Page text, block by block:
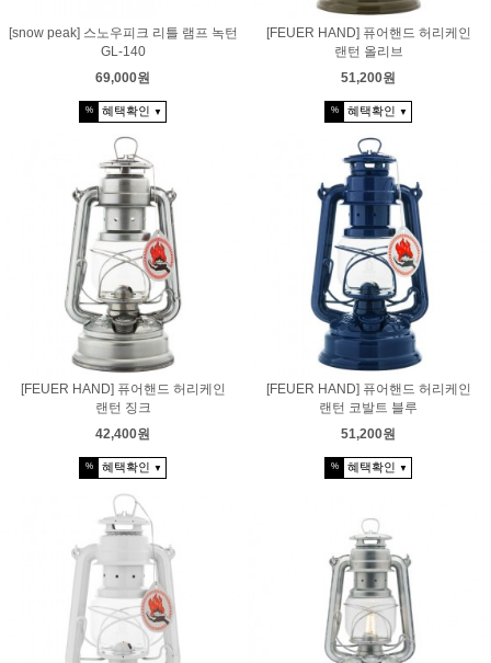
[snow peak] 스노우피크 리틀 램프 녹턴
GL-140
69,000원
% 혜택확인 ▼
[FEUER HAND] 퓨어핸드 허리케인
랜턴 올리브
51,200원
% 혜택확인 ▼
[FEUER HAND] 퓨어핸드 허리케인
랜턴 징크
42,400원
% 혜택확인 ▼
[FEUER HAND] 퓨어핸드 허리케인
랜턴 코발트 블루
51,200원
% 혜택확인 ▼